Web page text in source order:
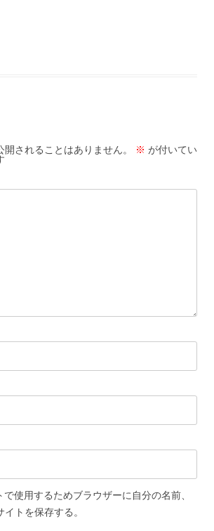
開されることはありません。 ※ が付いてい
使用するためブラウザーに自分の名前、
トを保存する。